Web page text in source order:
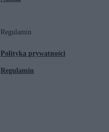
Regulamin
Polityka prywatności
Regulamin